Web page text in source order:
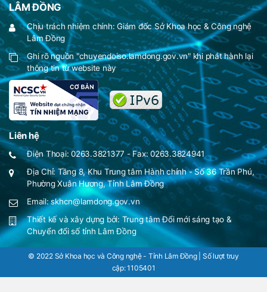
LÂM ĐỒNG
Chịu trách nhiệm chính: Giám đốc Sở Khoa học & Công nghệ
Lâm Đồng
Ghi rõ nguồn "chuyendoiso.lamdong.gov.vn" khi phát hành lại
thông tin từ website này
Liên hệ
Điện Thoại: 0263.3821377 - Fax: 0263.3824941
Địa Chỉ: Tầng 8, Khu Trung tâm Hành chính - Số 36 Trần Phú,
Phường Xuân Hương, Tỉnh Lâm Đồng
Email: skhcn@lamdong.gov.vn
Thiết kế và xây dựng bởi: Trung tâm Đổi mới sáng tạo &
Chuyển đổi số tỉnh Lâm Đồng
© 2022 Sở Khoa học và Công nghệ - Tỉnh Lâm Đồng | Số lượt truy
cập:1105401